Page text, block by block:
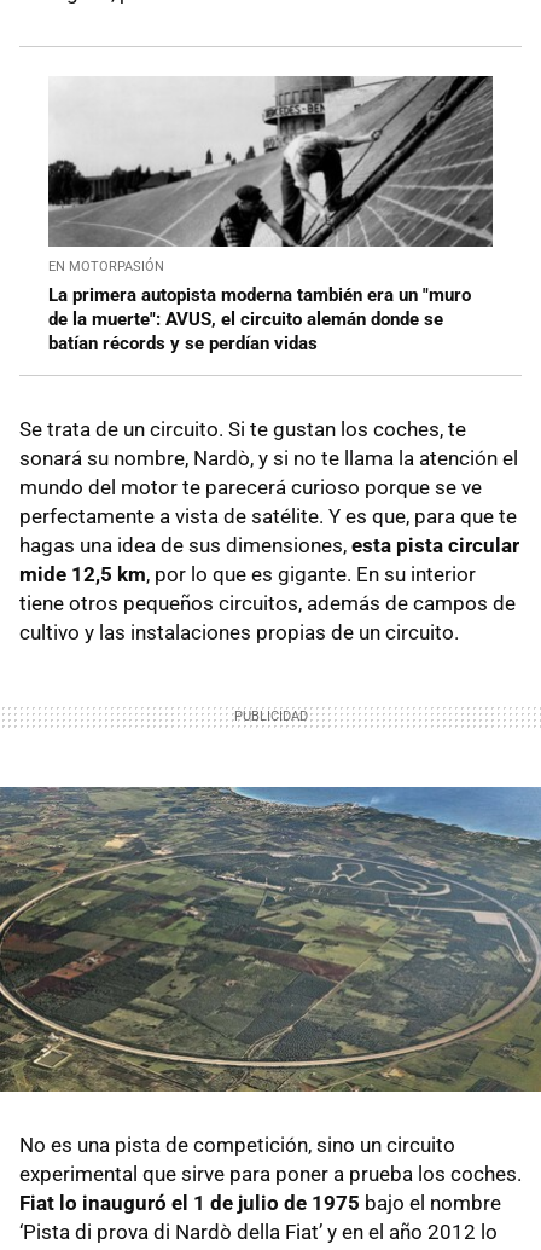
EN MOTORPASIÓN
La primera autopista moderna también era un "muro
de la muerte": AVUS, el circuito alemán donde se
batían récords y se perdían vidas
Se trata de un circuito. Si te gustan los coches, te
sonará su nombre, Nardò, y si no te llama la atención el
mundo del motor te parecerá curioso porque se ve
perfectamente a vista de satélite. Y es que, para que te
hagas una idea de sus dimensiones, esta pista circular
mide 12,5 km, por lo que es gigante. En su interior
tiene otros pequeños circuitos, además de campos de
cultivo y las instalaciones propias de un circuito.
No es una pista de competición, sino un circuito
experimental que sirve para poner a prueba los coches.
Fiat lo inauguró el 1 de julio de 1975 bajo el nombre
‘Pista di prova di Nardò della Fiat’ y en el año 2012 lo